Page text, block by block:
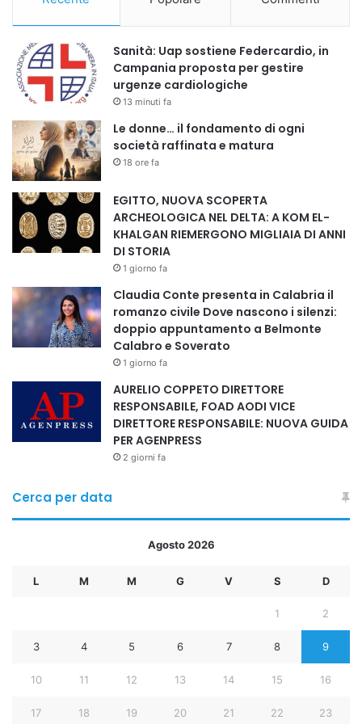
ripristinando un meccanismo simile a quello già attivato nel
gennaio 2025.
UN PASSAGGIO CHIAVE TRA SICUREZZA E EMERGENZA
UMANITARIA
La riapertura del valico di Rafah rappresenta un passaggio
estremamente delicato, in cui sicurezza regionale,
gestione umanitaria e cooperazione internazionale si
intrecciano. Per l’Egitto, il Sinai torna a essere un crocevia
strategico, chiamato a sostenere un carico sanitario e
logistico rilevante, in un contesto già segnato da forti
tensioni.
#Rafah #Sinai #Egitto #Gaza #EmergenzaUmanitaria
#MedioOriente #ValicoDiRafah #CessateIlFuoco
#UnioneEuropea #Israele
@RIPRODUZIONE RISERVATA.
Sanità: Uap sostiene Federcardio, in
Campania proposta per gestire
urgenze cardiologiche
13 minuti fa
Le donne… il fondamento di ogni
società raffinata e matura
18 ore fa
EGITTO, NUOVA SCOPERTA
ARCHEOLOGICA NEL DELTA: A KOM EL-
KHALGAN RIEMERGONO MIGLIAIA DI ANNI
DI STORIA
1 giorno fa
Claudia Conte presenta in Calabria il
romanzo civile Dove nascono i silenzi:
doppio appuntamento a Belmonte
Calabro e Soverato
1 giorno fa
AURELIO COPPETO DIRETTORE
RESPONSABILE, FOAD AODI VICE
DIRETTORE RESPONSABILE: NUOVA GUIDA
PER AGENPRESS
2 giorni fa
Cerca per data
Agosto 2026
L M M G V S D
1 2
3 4 5 6 7 8 9
10 11 12 13 14 15 16
17 18 19 20 21 22 23